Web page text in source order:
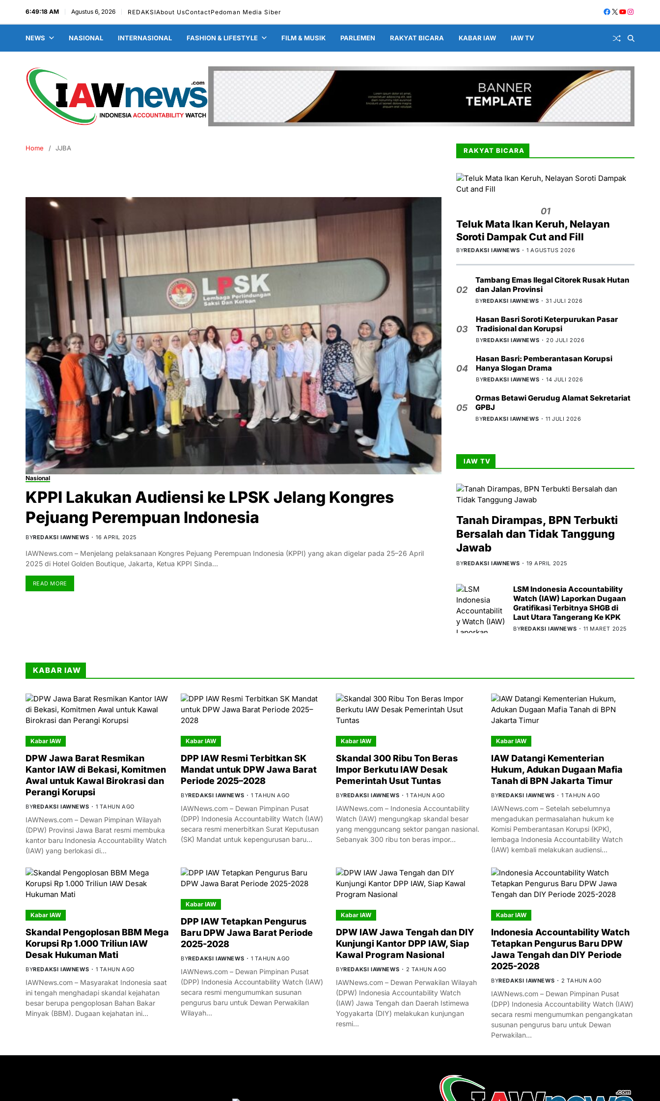
6:49:19 AM Agustus 6, 2026 REDAKSIAbout UsContactPedoman Media Siber
NEWS NASIONAL INTERNASIONAL FASHION & LIFESTYLE FILM & MUSIK PARLEMEN RAKYAT BICARA KABAR IAW IAW TV
Home JJBA
Nasional
KPPI Lakukan Audiensi ke LPSK Jelang Kongres
Pejuang Perempuan Indonesia
BYREDAKSI IAWNEWS 16 APRIL 2025
IAWNews.com – Menjelang pelaksanaan Kongres Pejuang Perempuan Indonesia (KPPI) yang akan digelar pada 25–26 April
2025 di Hotel Golden Boutique, Jakarta, Ketua KPPI Sinda…
READ MORE
RAKYAT BICARA
01
Teluk Mata Ikan Keruh, Nelayan
Soroti Dampak Cut and Fill
BYREDAKSI IAWNEWS 1 AGUSTUS 2026
02
Tambang Emas Ilegal Citorek Rusak Hutan
dan Jalan Provinsi
BYREDAKSI IAWNEWS 31 JULI 2026
03
Hasan Basri Soroti Keterpurukan Pasar
Tradisional dan Korupsi
BYREDAKSI IAWNEWS 20 JULI 2026
04
Hasan Basri: Pemberantasan Korupsi
Hanya Slogan Drama
BYREDAKSI IAWNEWS 14 JULI 2026
05
Ormas Betawi Gerudug Alamat Sekretariat
GPBJ
BYREDAKSI IAWNEWS 11 JULI 2026
IAW TV
Tanah Dirampas, BPN Terbukti
Bersalah dan Tidak Tanggung
Jawab
BYREDAKSI IAWNEWS 19 APRIL 2025
LSM Indonesia Accountability
Watch (IAW) Laporkan Dugaan
Gratifikasi Terbitnya SHGB di
Laut Utara Tangerang Ke KPK
BYREDAKSI IAWNEWS 11 MARET 2025
KABAR IAW
Kabar IAW
DPW Jawa Barat Resmikan
Kantor IAW di Bekasi, Komitmen
Awal untuk Kawal Birokrasi dan
Perangi Korupsi
BYREDAKSI IAWNEWS 1 TAHUN AGO
IAWNews.com – Dewan Pimpinan Wilayah
(DPW) Provinsi Jawa Barat resmi membuka
kantor baru Indonesia Accountability Watch
(IAW) yang berlokasi di…
Kabar IAW
DPP IAW Resmi Terbitkan SK
Mandat untuk DPW Jawa Barat
Periode 2025–2028
BYREDAKSI IAWNEWS 1 TAHUN AGO
IAWNews.com – Dewan Pimpinan Pusat
(DPP) Indonesia Accountability Watch (IAW)
secara resmi menerbitkan Surat Keputusan
(SK) Mandat untuk kepengurusan baru…
Kabar IAW
Skandal 300 Ribu Ton Beras
Impor Berkutu IAW Desak
Pemerintah Usut Tuntas
BYREDAKSI IAWNEWS 1 TAHUN AGO
IAWNews.com – Indonesia Accountability
Watch (IAW) mengungkap skandal besar
yang mengguncang sektor pangan nasional.
Sebanyak 300 ribu ton beras impor…
Kabar IAW
IAW Datangi Kementerian
Hukum, Adukan Dugaan Mafia
Tanah di BPN Jakarta Timur
BYREDAKSI IAWNEWS 1 TAHUN AGO
IAWNews.com – Setelah sebelumnya
mengadukan permasalahan hukum ke
Komisi Pemberantasan Korupsi (KPK),
lembaga Indonesia Accountability Watch
(IAW) kembali melakukan audiensi…
Kabar IAW
Skandal Pengoplosan BBM Mega
Korupsi Rp 1.000 Triliun IAW
Desak Hukuman Mati
BYREDAKSI IAWNEWS 1 TAHUN AGO
IAWNews.com – Masyarakat Indonesia saat
ini tengah menghadapi skandal kejahatan
besar berupa pengoplosan Bahan Bakar
Minyak (BBM). Dugaan kejahatan ini…
Kabar IAW
DPP IAW Tetapkan Pengurus
Baru DPW Jawa Barat Periode
2025-2028
BYREDAKSI IAWNEWS 1 TAHUN AGO
IAWNews.com – Dewan Pimpinan Pusat
(DPP) Indonesia Accountability Watch (IAW)
secara resmi mengumumkan susunan
pengurus baru untuk Dewan Perwakilan
Wilayah…
Kabar IAW
DPW IAW Jawa Tengah dan DIY
Kunjungi Kantor DPP IAW, Siap
Kawal Program Nasional
BYREDAKSI IAWNEWS 2 TAHUN AGO
IAWNews.com – Dewan Perwakilan Wilayah
(DPW) Indonesia Accountability Watch
(IAW) Jawa Tengah dan Daerah Istimewa
Yogyakarta (DIY) melakukan kunjungan
resmi…
Kabar IAW
Indonesia Accountability Watch
Tetapkan Pengurus Baru DPW
Jawa Tengah dan DIY Periode
2025-2028
BYREDAKSI IAWNEWS 2 TAHUN AGO
IAWNews.com – Dewan Pimpinan Pusat
(DPP) Indonesia Accountability Watch (IAW)
secara resmi mengumumkan pengangkatan
susunan pengurus baru untuk Dewan
Perwakilan…